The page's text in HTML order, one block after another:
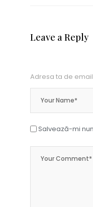
Leave a Reply
Adresa ta de
Salvează-mi